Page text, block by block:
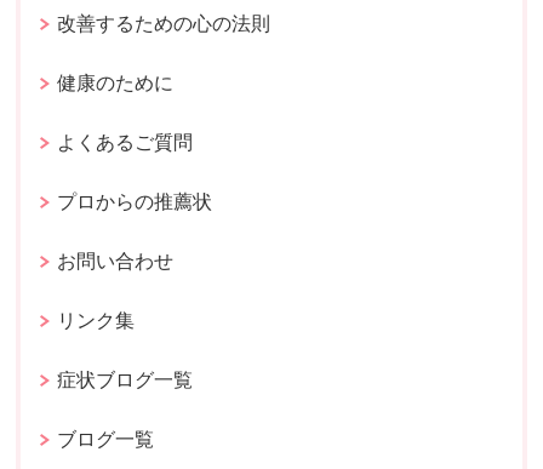
改善するための心の法則
健康のために
よくあるご質問
プロからの推薦状
お問い合わせ
リンク集
症状ブログ一覧
ブログ一覧